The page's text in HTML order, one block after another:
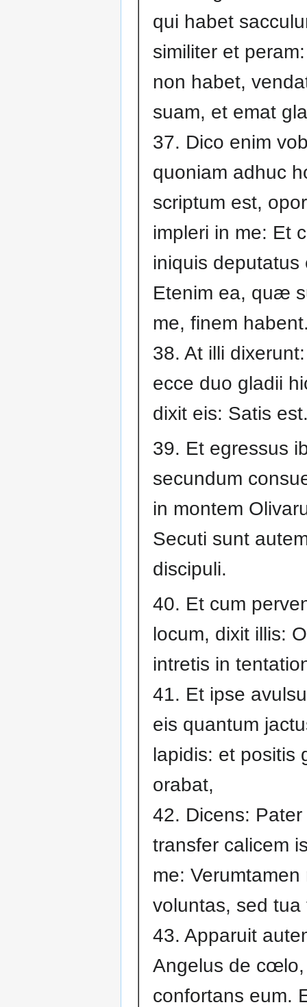
qui habet
similiter et
non habet,
suam, et emat
37. Dico enim
quoniam adhuc
scriptum est,
impleri in me: Et
iniquis deputatus
Etenim ea, quæ
me, finem
38. At illi
ecce duo gladii
dixit eis: Satis
39. Et egressus
secundum
in montem
Secuti sunt
discipuli.
40. Et cum
locum, dixit illis:
intretis in
41. Et ipse
eis quantum
lapidis: et positis
orabat,
42. Dicens: Pater
transfer calicem
me: Verumtamen
voluntas, sed tua
43. Apparuit
Angelus de cœlo,
confortans eum.